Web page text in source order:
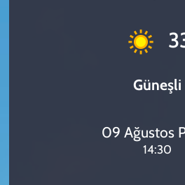
Güneşli
09 Ağustos
14:30